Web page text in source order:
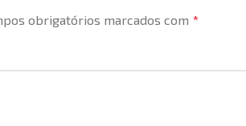
obrigatórios marcados com *